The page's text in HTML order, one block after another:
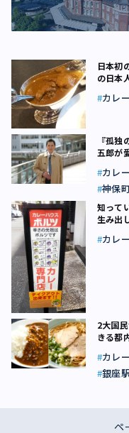
日本初
の日本
で食べ
カレー
『孤
五郎が
カレー
神保
知って
生み出
カレー
2大国
きる都
カレー
銀座
ペ